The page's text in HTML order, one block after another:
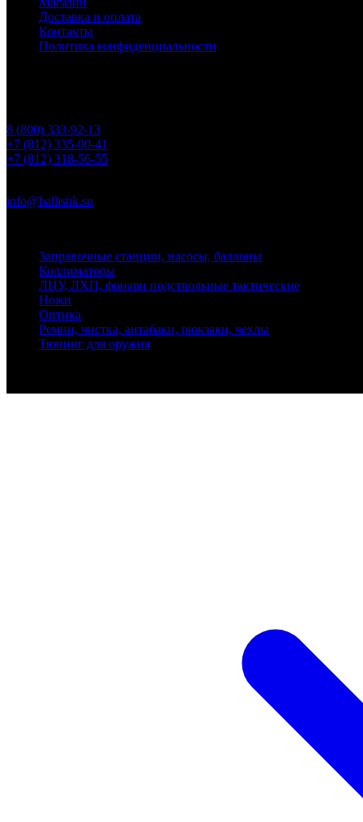
Доставка и оплата
Контакты
Политика конфиденциальности
8 (800) 333-92-13
+7 (812) 335-00-41
+7 (812) 318-56-55
info@ballistik.su
Заправочные станции, насосы, баллоны
Коллиматоры
ЛЦУ, ЛХП, фонари подствольные тактические
Ножи
Оптика
Ремни, чистка, антабаки, рюкзаки, чехлы
Тюнинг для оружия